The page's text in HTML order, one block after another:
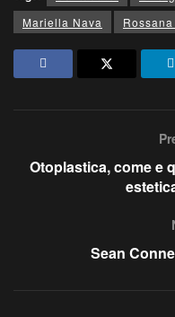
Mariella Nava
Otoplastica, come e
Sean